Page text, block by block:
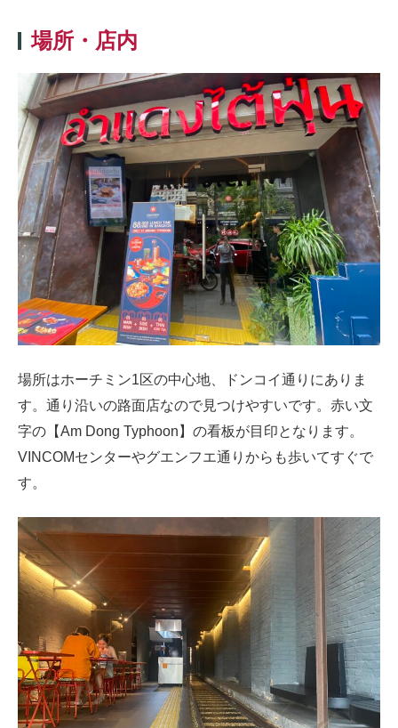
場所・店内
場所はホーチミン1区の中心地、ドンコイ通りにありま
す。通り沿いの路面店なので見つけやすいです。赤い文
字の【Am Dong Typhoon】の看板が目印となります。
VINCOMセンターやグエンフエ通りからも歩いてすぐで
す。